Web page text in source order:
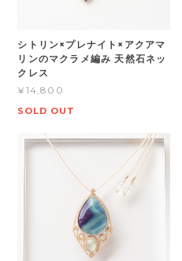
シトリン×プレナイト×アクアマ
リンのマクラメ編み 天然石ネッ
クレス
¥14,800
SOLD OUT